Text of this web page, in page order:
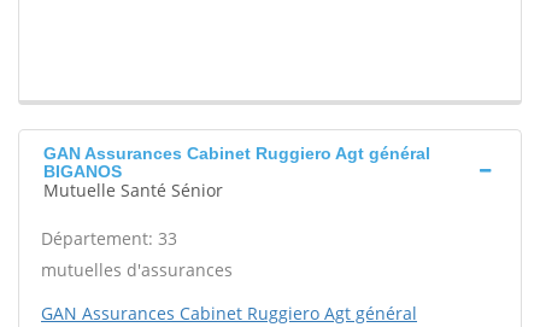
GAN Assurances Cabinet Ruggiero Agt général
BIGANOS
Mutuelle Santé Sénior
Département: 33
mutuelles d'assurances
GAN Assurances Cabinet Ruggiero Agt général